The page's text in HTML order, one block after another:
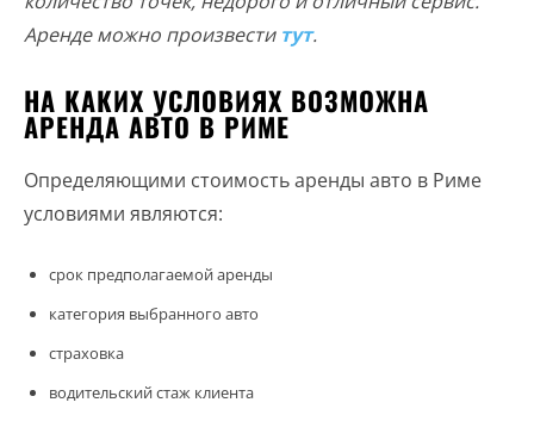
Аренде можно произвести тут.
НА КАКИХ УСЛОВИЯХ ВОЗМОЖНА
АРЕНДА АВТО В РИМЕ
Определяющими стоимость аренды авто в Риме
условиями являются:
срок предполагаемой аренды
категория выбранного авто
страховка
водительский стаж клиента